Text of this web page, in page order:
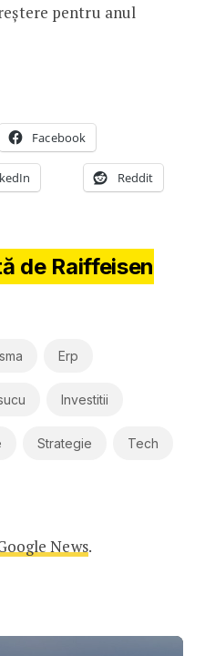
pentru anul
Facebook
Reddit
de Raiffeisen
Erp
Investitii
Strategie Tech
News.